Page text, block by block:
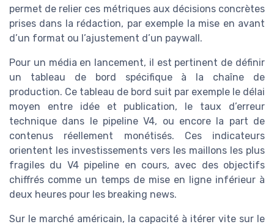
permet de relier ces métriques aux décisions concrètes
prises dans la rédaction, par exemple la mise en avant
d’un format ou l’ajustement d’un paywall.
Pour un média en lancement, il est pertinent de définir
un tableau de bord spécifique à la chaîne de
production. Ce tableau de bord suit par exemple le délai
moyen entre idée et publication, le taux d’erreur
technique dans le pipeline V4, ou encore la part de
contenus réellement monétisés. Ces indicateurs
orientent les investissements vers les maillons les plus
fragiles du V4 pipeline en cours, avec des objectifs
chiffrés comme un temps de mise en ligne inférieur à
deux heures pour les breaking news.
Sur le marché américain, la capacité à itérer vite sur le